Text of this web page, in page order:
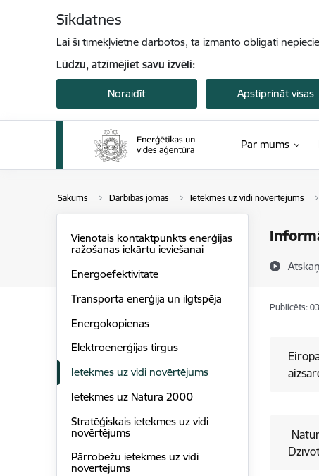
Sīkdatnes
Lai šī tīmekļvietne darbotos, tā izmanto obligāti
Lūdzu, atzīmējiet savu izvēli:
Noraidīt Apstiprināt visas
Par mums
Sākums Darbības jomas Ietekmes uz vidi novērtējums
Vienotais kontaktpunkts enerģijas
ražošanas iekārtu ieviešanai
Energoefektivitāte
Transporta enerģija un ilgtspēja
Energokopienas
Elektroenerģijas tirgus
Ietekmes uz vidi novērtējums
Ietekmes uz Natura 2000
Stratēģiskais ietekmes uz vidi
novērtējums
Pārrobežu ietekmes uz vidi
novērtējums
Publicēts: